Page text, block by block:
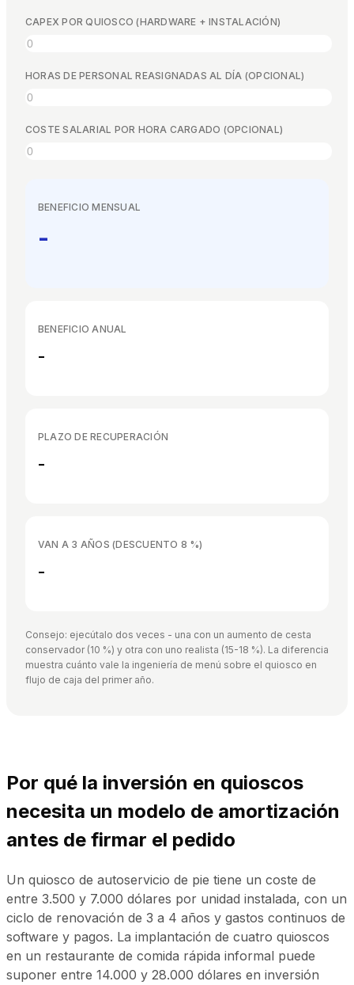
CAPEX POR QUIOSCO (HARDWARE + INSTALACIÓN)
HORAS DE PERSONAL REASIGNADAS AL DÍA (OPCIONAL)
COSTE SALARIAL POR HORA CARGADO (OPCIONAL)
BENEFICIO MENSUAL
-
BENEFICIO ANUAL
-
PLAZO DE RECUPERACIÓN
-
VAN A 3 AÑOS (DESCUENTO 8 %)
-
Consejo: ejecútalo dos veces - una con un aumento de cesta
conservador (10 %) y otra con uno realista (15-18 %). La diferencia
muestra cuánto vale la ingeniería de menú sobre el quiosco en
flujo de caja del primer año.
Por qué la inversión en quioscos
necesita un modelo de amortización
antes de firmar el pedido
Un quiosco de autoservicio de pie tiene un coste de
entre 3.500 y 7.000 dólares por unidad instalada, con un
ciclo de renovación de 3 a 4 años y gastos continuos de
software y pagos. La implantación de cuatro quioscos
en un restaurante de comida rápida informal puede
suponer entre 14.000 y 28.000 dólares en inversión